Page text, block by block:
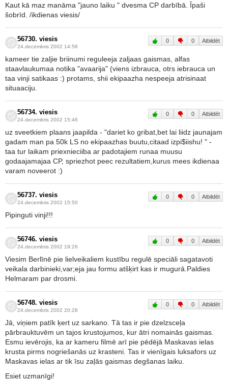
Kaut kā maz manāma "jauno laiku " dvesma CP darbībā. Īpaši
šobrīd. /ikdienas viesis/
56730. viesis
24.decembris 2002 14:58
0 0 Atbildēt
kameer tie zaljie briinumi reguleeja zaljaas gaismas, alfas
staavlaukumaa notika "avaarija" (viens izbrauca, otrs iebrauca un
taa vinji satikaas :) protams, shii ekipaazha nespeeja atrisinaat
situaaciju.
56734. viesis
24.decembris 2002 15:46
0 0 Atbildēt
uz sveetkiem plaans jaapilda - "dariet ko gribat,bet lai liidz jaunajam
gadam man pa 50k LS no ekipaazhas buutu,citaad izpi$iishu! " -
taa tur laikam priexnieciiba ar padotajiem runaa muusu
godaajamajaa CP, spriezhot peec rezultatiem,kurus mees ikdienaa
varam noveerot :)
56737. viesis
24.decembris 2002 15:50
0 0 Atbildēt
Pipinguti vinji!!!
56746. viesis
24.decembris 2002 19:26
0 0 Atbildēt
Viesim Berlīnē pie lielveikaliem kustību regulē speciāli sagatavoti
veikala darbinieki,var;eja jau formu atšķirt kas ir mugurā.Paldies
Helmaram par drosmi.
56748. viesis
24.decembris 2002 20:28
0 0 Atbildēt
Jā, viņiem patīk ķert uz sarkano. Tā tas ir pie dzelzsceļa
pārbrauktuvēm un tajos krustojumos, kur ātri nomainās gaismas.
Esmu ievērojis, ka ar kameru filmē arī pie pēdējā Maskavas ielas
krusta pirms nogriešanās uz krasteni. Tas ir vienīgais luksafors uz
Maskavas ielas ar tik īsu zaļās gaismas degšanas laiku.
Esiet uzmanīgi!